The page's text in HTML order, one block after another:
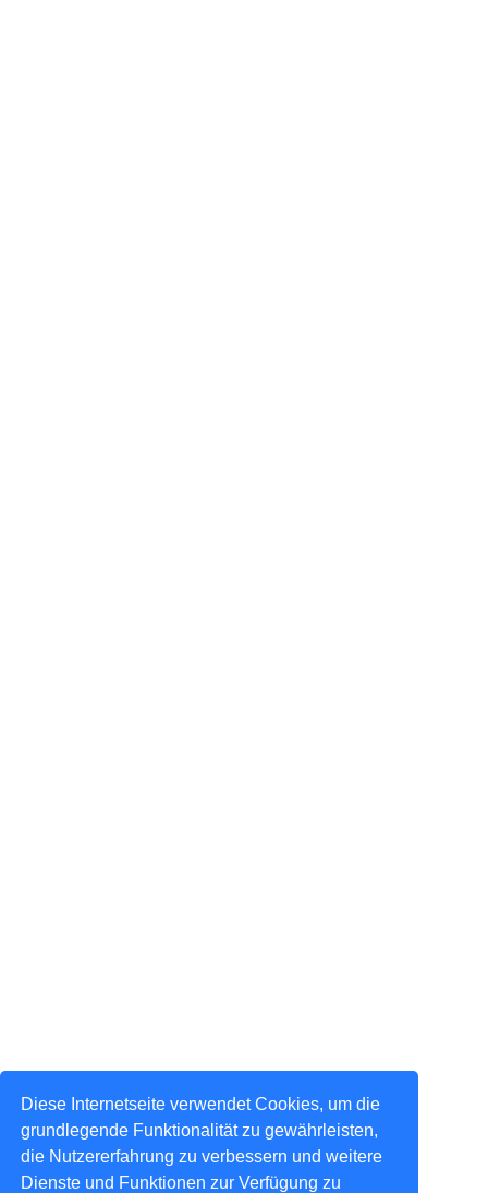
Diese Internetseite verwendet Cookies, um die
grundlegende Funktionalität zu gewährleisten,
die Nutzererfahrung zu verbessern und weitere
Dienste und Funktionen zur Verfügung zu